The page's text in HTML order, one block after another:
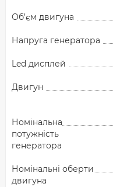
Об’єм двигуна
Напруга генератора
Led дисплей
Двигун
Номінальна
потужність
генератора
Номінальні оберти
двигуна